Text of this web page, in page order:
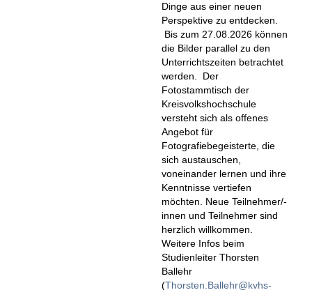
Dinge aus einer neuen
Perspektive zu entdecken.
Bis zum 27.08.2026 können
die Bilder parallel zu den
Unterrichtszeiten betrachtet
werden. Der
Fotostammtisch der
Kreisvolkshochschule
versteht sich als offenes
Angebot für
Fotografiebegeisterte, die
sich austauschen,
voneinander lernen und ihre
Kenntnisse vertiefen
möchten. Neue Teilnehmer/-
innen und Teilnehmer sind
herzlich willkommen.
Weitere Infos beim
Studienleiter Thorsten
Ballehr
(Thorsten.Ballehr kvhs-